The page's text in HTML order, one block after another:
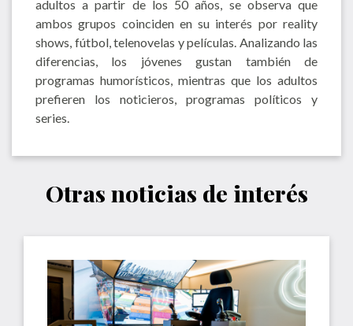
adultos a partir de los 50 años, se observa que
ambos grupos coinciden en su interés por reality
shows, fútbol, telenovelas y películas. Analizando las
diferencias, los jóvenes gustan también de
programas humorísticos, mientras que los adultos
prefieren los noticieros, programas políticos y
series.
Otras noticias de interés